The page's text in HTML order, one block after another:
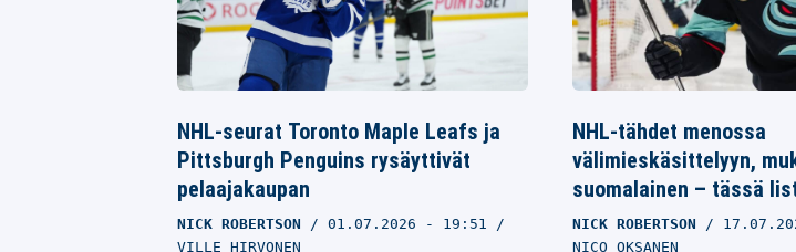
NHL-seurat Toronto Maple Leafs ja
Pittsburgh Penguins rysäyttivät
pelaajakaupan
NICK ROBERTSON 01.07.2026 - 19:51
VILLE HIRVONEN
NHL-tähdet menossa
välimieskäsittelyyn,
suomalainen – tässä
NICK ROBERTSON
NICO OKSANEN